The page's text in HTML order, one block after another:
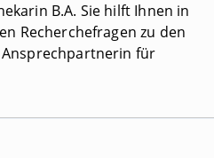
B.A. Sie hilft Ihnen in
Recherchefragen zu den
für